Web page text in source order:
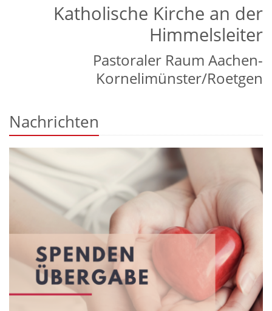
Katholische Kirche an der
Himmelsleiter
Pastoraler Raum Aachen-
Kornelimünster/Roetgen
Nachrichten